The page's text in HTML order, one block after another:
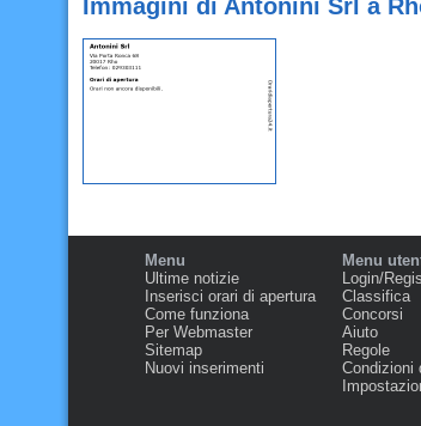
Immagini di Antonini Srl a
Menu
Ultime notizie
Inserisci orari di apertura
Come funziona
Per Webmaster
Sitemap
Nuovi inserimenti
Menu
Login/
Classifica
Concorsi
Aiuto
Regole
Condizioni